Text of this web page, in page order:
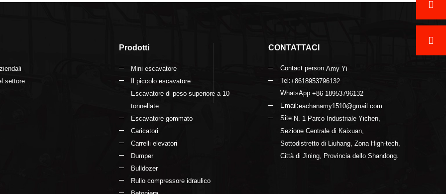
settore
Prodotti
Mini escavatore
Il piccolo escavatore
Escavatore di peso superiore a 10
tonnellate
Escavatore gommato
Caricatori
Carrelli elevatori
Dumper
Bulldozer
Rullo compressore idraulico
CONTATTACI
Contact person:Amy Yi
Tel:+8618953796132
WhatsApp:+86 18953796132
Email:eachanamy1510@gmail.com
Site:N. 1 Parco Industriale Yichen,
Sezione Centrale di Kaixuan,
Sottodistretto di Liuhang, Zona High-tech,
Città di Jining, Provincia dello Shandong.